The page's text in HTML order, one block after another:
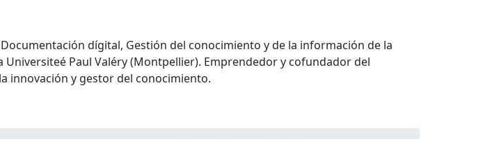
dígital, Gestión del conocimiento y de la información de la
Paul Valéry (Montpellier). Emprendedor y cofundador del
innovación y gestor del conocimiento.